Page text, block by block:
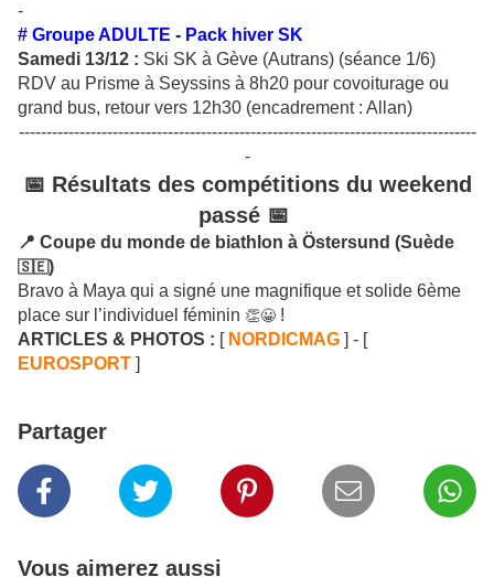
-
# Groupe ADULTE - Pack hiver SK
Samedi 13/12 : Ski SK à Gève (Autrans) (séance 1/6)
RDV au Prisme à Seyssins à 8h20 pour covoiturage ou
grand bus, retour vers 12h30 (encadrement : Allan)
-----------------------------------------------------------------------------------
-
📅 Résultats des compétitions du weekend
passé 📅
📍 Coupe du monde de biathlon à Östersund (Suède
🇸🇪)
Bravo à Maya qui a signé une magnifique et solide 6ème
place sur l’individuel féminin 👏😀 !
ARTICLES & PHOTOS : [ NORDICMAG ] - [
EUROSPORT ]
Partager
Vous aimerez aussi